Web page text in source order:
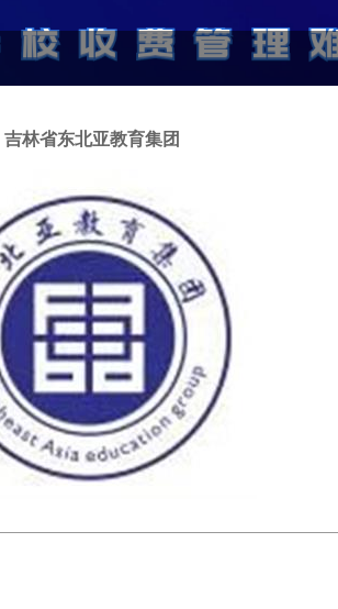
吉林省东北亚教育集团